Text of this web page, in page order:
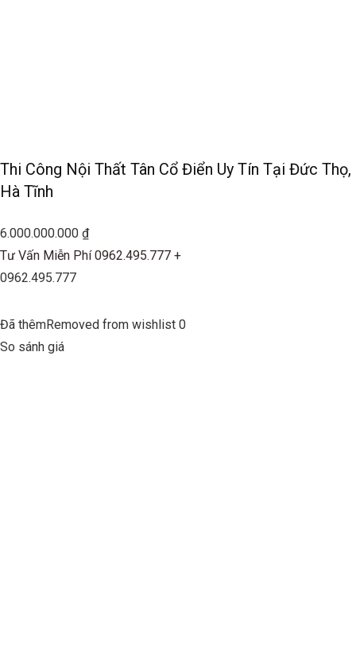
Thi Công Nội Thất Tân Cổ Điển Uy Tín Tại Đức Thọ,
Hà Tĩnh
6.000.000.000 ₫
Tư Vấn Miễn Phí 0962.495.777 +
0962.495.777
Đã thêmRemoved from wishlist 0
So sánh giá